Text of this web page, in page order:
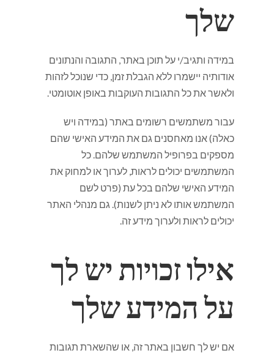
שלך
במידה ותגיב/י על תוכן באתר, התגובה והנתונים
אודותיה יישמרו ללא הגבלת זמן, כדי שנוכל לזהות
ולאשר את כל התגובות העוקבות באופן אוטומטי.
עבור משתמשים רשומים באתר (במידה ויש
כאלה) אנו מאחסנים גם את המידע האישי שהם
מספקים בפרופיל המשתמש שלהם. כל
המשתמשים יכולים לראות, לערוך או למחוק את
המידע האישי שלהם בכל עת (פרט לשם
המשתמש אותו לא ניתן לשנות). גם מנהלי האתר
יכולים לראות ולערוך מידע זה.
אילו זכויות יש לך
על המידע שלך
אם יש לך חשבון באתר זה, או שהשארת תגובות